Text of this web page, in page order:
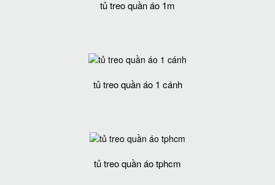
tủ treo quần áo 1m
tủ treo quần áo 1 cánh
tủ treo quần áo tphcm